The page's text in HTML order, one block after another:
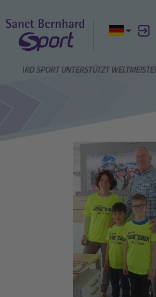
SPORT UNTERSTÜTZT